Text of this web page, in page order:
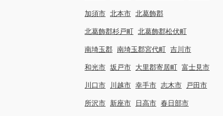
加須市 北本市 北葛飾郡
北葛飾郡杉戸町 北葛飾郡松伏町
南埼玉郡 南埼玉郡宮代町 吉川市
和光市 坂戸市 大里郡寄居町 富士見市
川口市 川越市 幸手市 志木市 戸田市
所沢市 新座市 日高市 春日部市